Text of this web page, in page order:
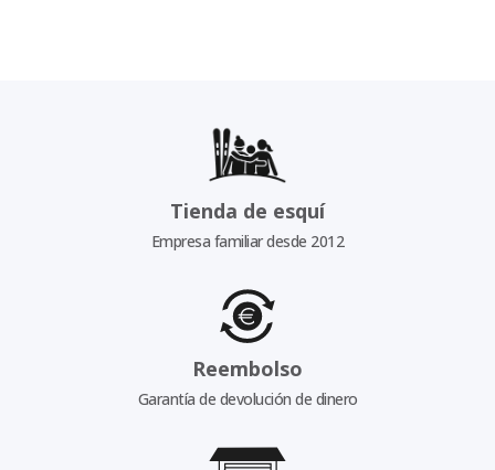
Tienda de esquí
Empresa familiar desde 2012
Reembolso
Garantía de devolución de dinero